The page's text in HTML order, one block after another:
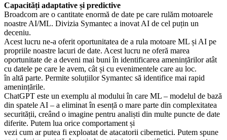
Capacități adaptative și predictive
Broadcom are o cantitate enormă de date pe care rulăm motoarele
noastre AI/ML. Divizia Symantec a inovat AI de cel puțin un
deceniu.
Acest lucru ne-a oferit oportunitatea de a rula motoare ML și AI pe
propriile noastre lacuri de date. Acest lucru ne oferă marea
oportunitate de a deveni mai buni în identificarea amenințărilor atât
cu datele pe care le avem, cât și cu evenimentele care au loc.
în altă parte. Permite soluțiilor Symantec să identifice mai rapid
amenințările.
ChatGPT este un exemplu al modului în care ML – modelul de bază
din spatele AI – a eliminat în esență o mare parte din complexitatea
securității, creând o imagine pentru analiști din multe puncte de date
diferite. Putem lua orice comportament și
vezi cum ar putea fi exploatat de atacatorii cibernetici. Putem spune